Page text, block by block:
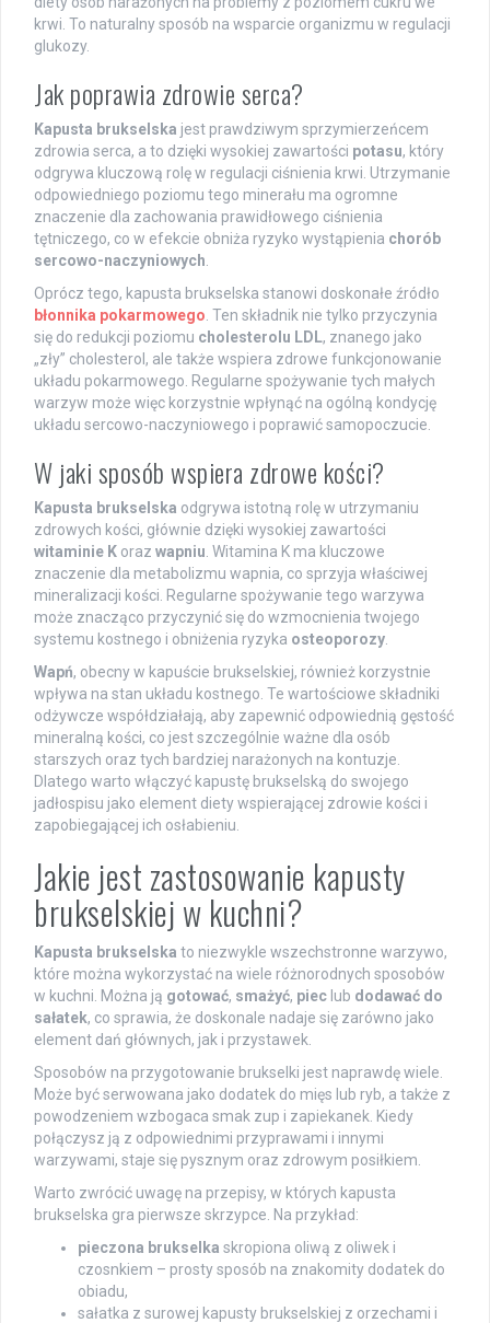
krwi. To naturalny sposób na wsparcie organizmu w regulacji
glukozy.
Jak poprawia zdrowie serca?
Kapusta brukselska jest prawdziwym sprzymierzeńcem
zdrowia serca, a to dzięki wysokiej zawartości potasu, który
odgrywa kluczową rolę w regulacji ciśnienia krwi. Utrzymanie
odpowiedniego poziomu tego minerału ma ogromne
znaczenie dla zachowania prawidłowego ciśnienia
tętniczego, co w efekcie obniża ryzyko wystąpienia chorób
sercowo-naczyniowych
Oprócz tego, kapusta brukselska stanowi doskonałe źródło
błonnika pokarmowego . Ten składnik nie tylko przyczynia
się do redukcji poziomu cholesterolu LDL, znanego jako
„zły” cholesterol, ale także wspiera zdrowe funkcjonowanie
układu pokarmowego. Regularne spożywanie tych małych
warzyw może więc korzystnie wpłynąć na ogólną kondycję
układu sercowo-naczyniowego i poprawić samopoczucie.
W jaki sposób wspiera zdrowe kości?
Kapusta brukselska odgrywa istotną rolę w utrzymaniu
zdrowych kości, głównie dzięki wysokiej zawartości
witaminie K oraz wapniu . Witamina K ma kluczowe
znaczenie dla metabolizmu wapnia, co sprzyja właściwej
mineralizacji kości. Regularne spożywanie tego warzywa
może znacząco przyczynić się do wzmocnienia twojego
systemu kostnego i obniżenia ryzyka osteoporozy
Wapń, obecny w kapuście brukselskiej, również korzystnie
wpływa na stan układu kostnego. Te wartościowe składniki
odżywcze współdziałają, aby zapewnić odpowiednią gęstość
mineralną kości, co jest szczególnie ważne dla osób
starszych oraz tych bardziej narażonych na kontuzje.
Dlatego warto włączyć kapustę brukselską do swojego
jadłospisu jako element diety wspierającej zdrowie kości i
zapobiegającej ich osłabieniu.
Jakie jest zastosowanie kapusty
brukselskiej w kuchni?
Kapusta brukselska to niezwykle wszechstronne warzywo,
które można wykorzystać na wiele różnorodnych sposobów
w kuchni. Można ją gotować, smażyć, piec lub dodawać do
sałatek, co sprawia, że doskonale nadaje się zarówno jako
element dań głównych, jak i przystawek.
Sposobów na przygotowanie brukselki jest naprawdę wiele.
Może być serwowana jako dodatek do mięs lub ryb, a także z
powodzeniem wzbogaca smak zup i zapiekanek. Kiedy
połączysz ją z odpowiednimi przyprawami i innymi
warzywami, staje się pysznym oraz zdrowym posiłkiem.
Warto zwrócić uwagę na przepisy, w których kapusta
brukselska gra pierwsze skrzypce. Na przykład:
pieczona brukselka skropiona oliwą z oliwek i
czosnkiem – prosty sposób na znakomity dodatek do
obiadu,
sałatka z surowej kapusty brukselskiej z orzechami i